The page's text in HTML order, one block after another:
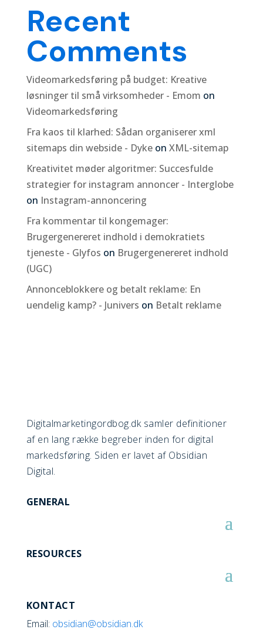
Recent
Comments
Videomarkedsføring på budget: Kreative
løsninger til små virksomheder - Emom on
Videomarkedsføring
Fra kaos til klarhed: Sådan organiserer xml
sitemaps din webside - Dykeon XML-sitemap
Kreativitet møder algoritmer: Succesfulde
strategier for instagram annoncer - Interglobe
on Instagram-annoncering
Fra kommentar til kongemager:
Brugergenereret indhold i demokratiets
tjeneste - Glyfos on Brugergenereret indhold
(UGC)
Annonceblokkere og betalt reklame: En
uendelig kamp? - Junivers on Betalt reklame
Digitalmarketingordbog.dk samler definitioner
af en lang række begreber inden for digital
markedsføring. Siden er lavet af Obsidian
Digital.
GENERAL
RESOURCES
KONTACT
Email: obsidian@obsidian.dk